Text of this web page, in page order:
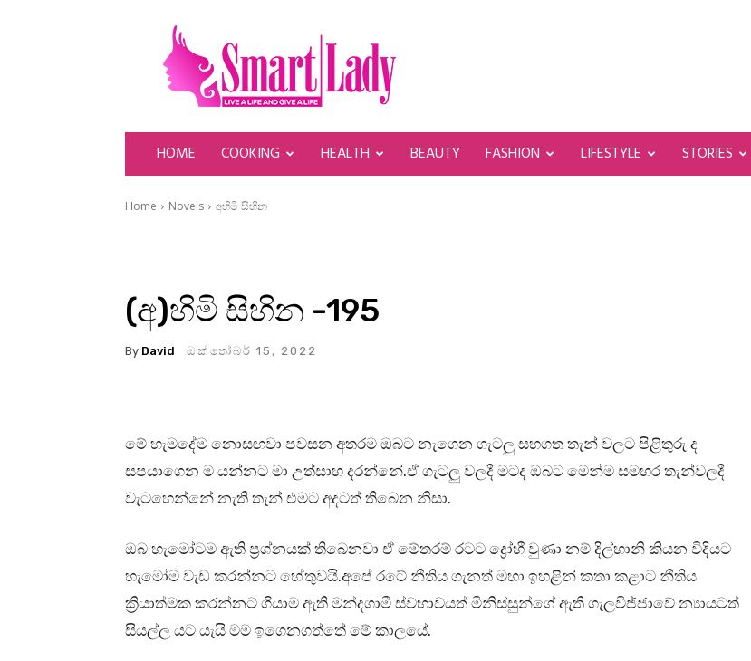
SmartLady
HOME COOKING HEALTH BEAUTY FASHION LIFESTYLE STORIES
Home Novels අහිමි සිහින
(අ)හිමි සිහින -195
By David ඔක්තෝබර් 15, 2022
මේ හැමදේම නොසඟවා පවසන අතරම ඔබට නැගෙන ගැටලු සහගත තැන් වලට පිළිතුරු ද
සපයාගෙන ම යන්නට මා උත්සාහ දරන්නේ.ඒ ගැටලු වලදී මටද ඔබට මෙන්ම සමහර තැන්වලදී
වැටහෙන්නේ නැති තැන් එමට අදටත් තිබෙන නිසා.
ඔබ හැමෝටම ඇති ප්‍රශ්නයක් තිබෙනවා ඒ මේතරම් රටට ද්‍රෝහී වුණා නම් දිල්හානි කියන විදියට
හැමෝම වැඩ කරන්නට හේතුවයි.අපේ රටේ නීතිය ගැනත් මහා ඉහළින් කතා කළාට නීතිය
ක්‍රියාත්මක කරන්නට ගියාම ඇති මන්දගාමී ස්වභාවයත් මිනිස්සුන්ගේ ඇති ගැලවිජ්ජාවේ න්‍යායටත්
සියල්ල යට යැයි මම ඉගෙනගත්තේ මේ කාලයේ.